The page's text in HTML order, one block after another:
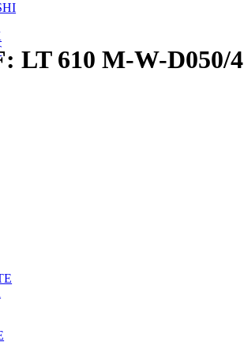
LT 610 M-W-D050/4